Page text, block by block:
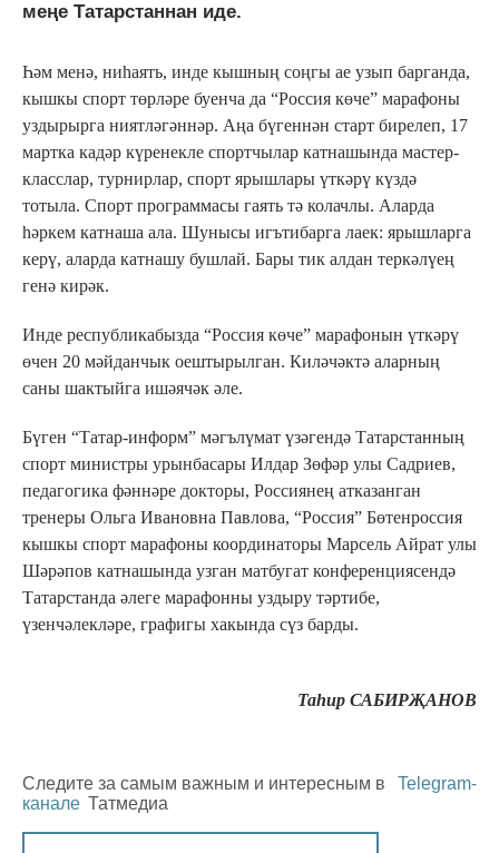
меңе Татарстаннан иде.
Һәм менә, ниһаять, инде кышның соңгы ае узып барганда,
кышкы спорт төрләре буенча да “Россия көче” марафоны
уздырырга ниятләгәннәр. Аңа бүгеннән старт бирелеп, 17
мартка кадәр күренекле спортчылар катнашында мастер-
класслар, турнирлар, спорт ярышлары үткәрү күздә
тотыла. Спорт программасы гаять тә колачлы. Аларда
һәркем катнаша ала. Шунысы игътибарга лаек: ярышларга
керү, аларда катнашу бушлай. Бары тик алдан теркәлүең
генә кирәк.
Инде республикабызда “Россия көче” марафонын үткәрү
өчен 20 мәйданчык оештырылган. Киләчәктә аларның
саны шактыйга ишәячәк әле.
Бүген “Татар-информ” мәгълүмат үзәгендә Татарстанның
спорт министры урынбасары Илдар Зөфәр улы Садриев,
педагогика фәннәре докторы, Россиянең атказанган
тренеры Ольга Ивановна Павлова, “Россия” Бөтенроссия
кышкы спорт марафоны координаторы Марсель Айрат улы
Шәрәпов катнашында узган матбугат конференциясендә
Татарстанда әлеге марафонны уздыру тәртибе,
үзенчәлекләре, графигы хакында сүз барды.
Таһир САБИРҖАНОВ
Следите за самым важным и интересным в
Telegram-
канале Татмедиа